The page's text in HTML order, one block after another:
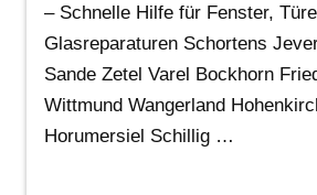
– Schnelle Hilfe für Fenster,
Glasreparaturen Schortens
Sande Zetel Varel Bockhorn
Wittmund Wangerland
Horumersiel Schillig …